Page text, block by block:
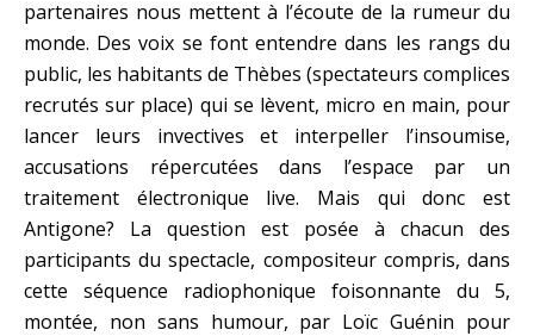
partenaires nous mettent à l’écoute de la rumeur du
monde. Des voix se font entendre dans les rangs du
public, les habitants de Thèbes (spectateurs complices
recrutés sur place) qui se lèvent, micro en main, pour
lancer leurs invectives et interpeller l’insoumise,
accusations répercutées dans l’espace par un
traitement électronique live. Mais qui donc est
Antigone? La question est posée à chacun des
participants du spectacle, compositeur compris, dans
cette séquence radiophonique foisonnante du 5,
montée, non sans humour, par Loïc Guénin pour